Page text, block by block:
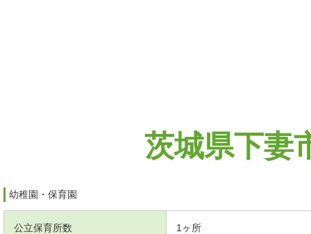
茨城県下妻
幼稚園・保育園
公立保育所数 1ヶ所